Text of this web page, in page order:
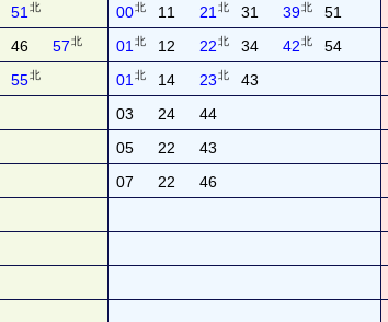
51 北 00北 11 21 北 31 39北 51
46 57北 01 北 12 22北 34 42北 54
55北 01 北 14 23北 43
03 24 44
05 22 43
07 22 46